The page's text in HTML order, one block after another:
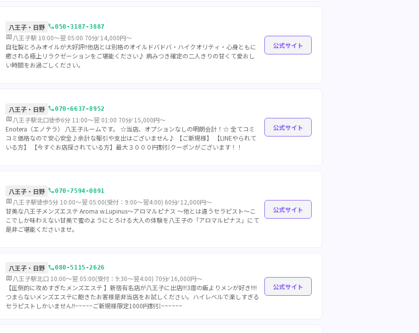
八王子・日野 call050-3187-3887
map 八王子駅 10:00～翌 05:00 70分⁄ 14,000円～
自社製とろみオイルが大好評!!他店とは別格のオイルドバドバ・ハイクオリティ・心身ともに
癒される極上リラクゼーションをご堪能ください♪ 病みつき確定の二人きりの甘くて愛おし
い時間をお過ごしください。
公式サイト
八王子・日野 call070-6637-8952
map 八王子駅北口徒歩6分 11:00～翌 01:00 70分⁄ 15,000円～
Enotera（エノテラ） 八王子ルームです。 ☆当店、オプションなしの明朗会計！☆ 全てコミ
コミ価格なので安心安全♪余計な駆引や支出はございません♪ 【ご新規様】 【LINEやられて
いる方】 【今すぐお店探されている方】最大３０００円割引クーポンがございます！！
公式サイト
八王子・日野 call070-7594-0891
map 八王子駅徒歩5分 10:00～翌 05:00(受付：9:00～翌4:00) 60分⁄ 12,000円～
甘美な八王子メンズエステ Aroma w.Lupinus〜アロマルピナス 〜他とは違うセラピスト〜こ
こでしか味わえない甘美で蜜のようにとろける大人の体験を八王子の「アロマルピナス」にて
是非ご堪能くださいませ。
公式サイト
八王子・日野 call080-5115-2626
map 八王子駅北口 10:00～翌 05:00(受付：9:30～翌4:00) 70分⁄ 16,000円～
【圧倒的に攻めすぎたメンズエステ 】新宿有名店が八王子に出店!!!3度の飯よりメンが好き!!!!
つまらないメンズエステに飽きたお客様是非当店をお試しください。ハイレベルで楽しすぎる
セラピストしかいません!!~~~~~ご新規様限定1000円割引~~~~~~
公式サイト